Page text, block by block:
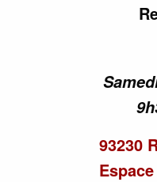
93230